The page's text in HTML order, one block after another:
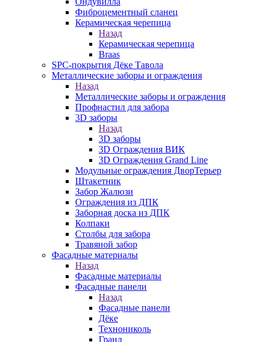
Фиброцементный сланец
Керамическая черепица
Назад
Керамическая черепица
Braas
SPC-покрытия Дёке Тавола
Металлические заборы и ограждения
Назад
Металлические заборы и ограждения
Профнастил для забора
3D заборы
Назад
3D заборы
3D Ограждения ВИК
3D Ограждения Grand Line
Модульные ограждения ДворТерьер
Штакетник
Забор Жалюзи
Ограждения из ДПК
Заборная доска из ДПК
Колпаки
Столбы для забора
Травяной забор
Фасадные материалы
Назад
Фасадные материалы
Фасадные панели
Назад
Фасадные панели
Дёке
Технониколь
Гранд